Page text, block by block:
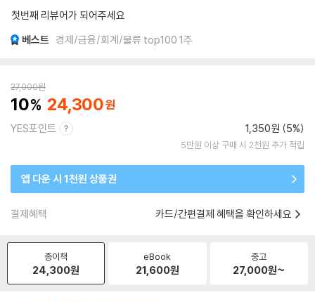
첫번째 리뷰어가 되어주세요
베스트 경제/금융/회계/물류 top100 1주
27,000원
10 24,300
YES포인트 1,350원 (5%)
5만원 이상 구매 시 2천원 추가 적립
앱 다운 시 1천원 상품권
결제혜택 카드/간편결제 혜택을 확인하세요
종이책
24,300원
eBook
21,600원
중고
27,000원~